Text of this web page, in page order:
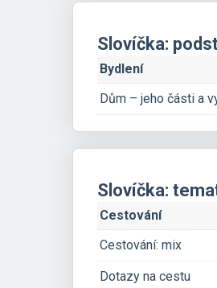
Slovíčka:
Bydlení
Dům – jeho části a
Slovíčka:
Cestování
Cestování: mix
Dotazy na cestu